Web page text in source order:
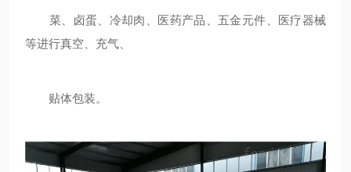
菜、卤蛋、冷却肉、医药产品、五金元件、医疗器械
等进行真空、充气、
贴体包装。